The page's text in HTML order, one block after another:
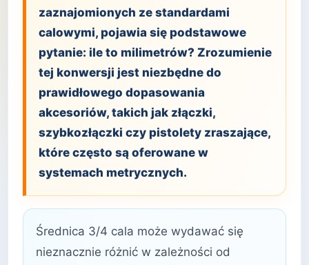
zaznajomionych ze standardami
calowymi, pojawia się podstawowe
pytanie: ile to milimetrów? Zrozumienie
tej konwersji jest niezbędne do
prawidłowego dopasowania
akcesoriów, takich jak złączki,
szybkozłączki czy pistolety zraszające,
które często są oferowane w
systemach metrycznych.
Średnica 3/4 cala może wydawać się
nieznacznie różnić w zależności od